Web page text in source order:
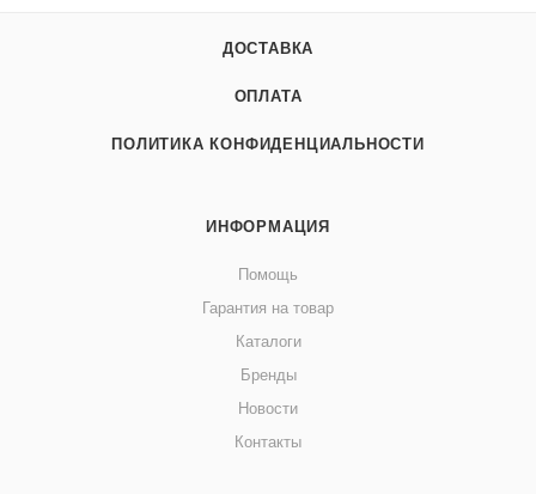
ДОСТАВКА
ОПЛАТА
ПОЛИТИКА КОНФИДЕНЦИАЛЬНОСТИ
ИНФОРМАЦИЯ
Помощь
Гарантия на товар
Каталоги
Бренды
Новости
Контакты